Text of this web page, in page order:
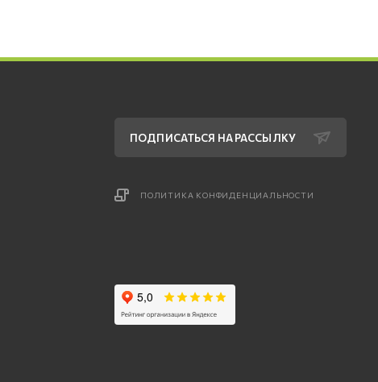
ПОДПИСАТЬСЯ НА РАССЫЛКУ
ПОЛИТИКА КОНФИДЕНЦИАЛЬНОСТИ